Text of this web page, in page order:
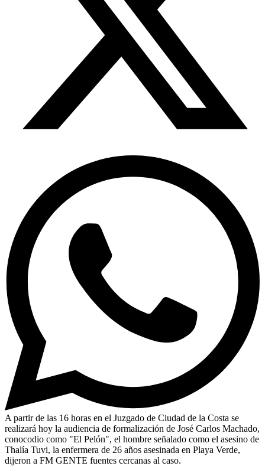
A partir de las 16 horas en el Juzgado de Ciudad de la Costa se
realizará hoy la audiencia de formalización de José Carlos Machado,
conocodio como "El Pelón", el hombre señalado como el asesino de
Thalía Tuvi, la enfermera de 26 años asesinada en Playa Verde,
dijeron a FM GENTE fuentes cercanas al caso.